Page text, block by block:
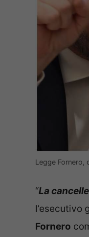
Legge Fornero,
“La
l’esecutivo
Fornero